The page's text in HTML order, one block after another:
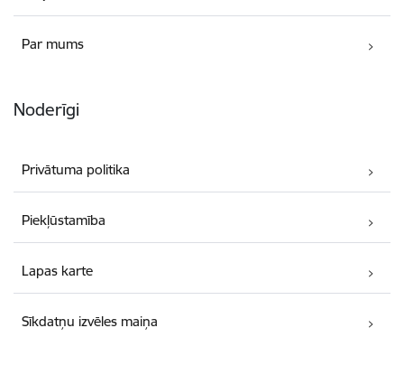
Par mums
Noderīgi
Privātuma politika
Piekļūstamība
Lapas karte
Sīkdatņu izvēles maiņa